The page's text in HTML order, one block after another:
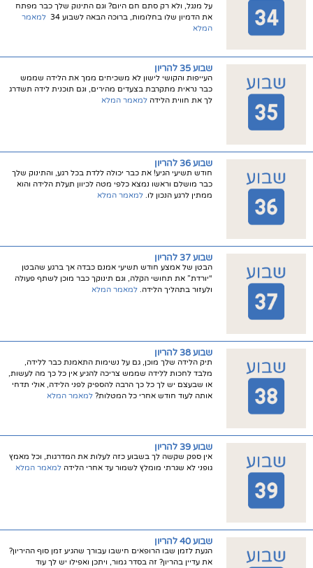
על מנגל, ולא רק סתם חם היום? וגם התינוק שלך כבר מפתח
את הדמיון שלו בחלומות, ברוכה הבאה לשבוע 34
למאמר
המלא
שבוע 35 להריון
העייפות והקושי לישון לא משכיחים ממך את הלידה שממש
כבר נראית מתקרבת בצעדים מהירים, וגם תוכנית לידה תשדרג
לך את חווית הלידהלמאמר המלא
שבוע 36 להריון
חודש תשיעי הגיע! את כבר יכולה ללדת בכל רגע, והתינוק שלך
כבר מושלם וראשו נמצא כלפי מטה לכיוון תעלת הלידה והוא
ממתין לרגע הנכון לו. למאמר המלא
שבוע 37 להריון
הבטן של אמצע חודש תשיעי אמנם כבדה אך ברגע שהבטן
“יורדת” את תחושי הקלה, וגם תינוקך כבר מוכן לשתף פעולה
ולעזור בתהליך הלידה.למאמר המלא
שבוע 38 להריון
תיק הלידה שלך מוכן, גם על נשימות התאמנת כבר ללידה,
מלבד לחכות ללידה שממש צריכה להגיע אין כל כך מה לעשות,
או שבעצם יש לך כל כך הרבה להספיק לפני הלידה, אולי תדחי
אותה לעוד חודש אחרי כל המטלות?למאמר המלא
שבוע 39 להריון
אין ספק שקשה לך בשבוע כזה לעלות את המדרגות, וכל מאמץ
גופני לא שגרתי מומלץ לשמור עד אחרי הלידהלמאמר המלא
שבוע 40 להריון
הגעת לזמן שבו הרופאים חישבו עבורך שהגיע זמן סוף ההיריון?
את עדיין בהריון? זה בסדר גמור, ויתכן ואפילו יש לך עוד